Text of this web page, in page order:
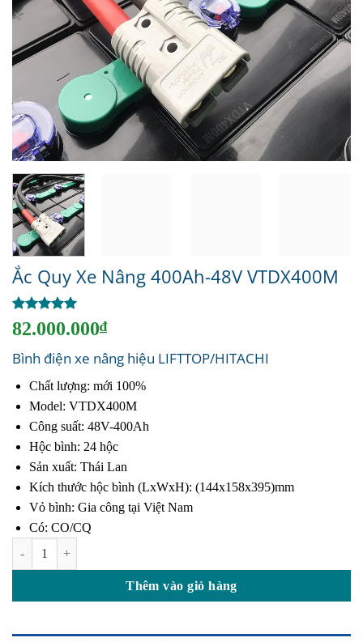
Ắc Quy Xe Nâng 400Ah-48V VTDX400M
5trên 5
dựa trên
1
82.000.000₫
Bình điện xe nâng hiệu LIFTTOP/HITACHI
Chất lượng: mới 100%
Model: VTDX400M
Công suất: 48V-400Ah
Hộc bình: 24 hộc
Sản xuất: Thái Lan
Kích thước hộc bình (LxWxH): (144x158x395)mm
Vỏ bình: Gia công tại Việt Nam
Có: CO/CQ
Thêm vào giỏ hàng